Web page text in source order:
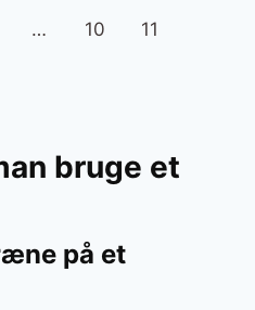
… 10 11
bruge et
på et